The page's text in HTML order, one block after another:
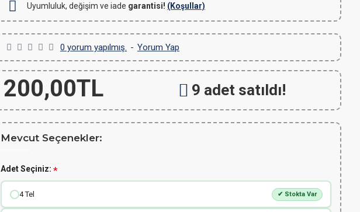
Uyumluluk, değişim ve iade garantisi! (Koşullar)
0 yorum yapılmış. - Yorum Yap
200,00TL 9 adet satıldı!
Mevcut Seçenekler:
Adet Seçiniz:
4 Tel ✔ Stokta Var